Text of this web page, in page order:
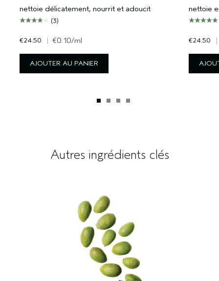
nettoie délicatement, nourrit et adoucit
(3)
€24.50 | €0.10/ml
AJOUTER AU PANIER
nettoie
€24.50 |
Autres ingrédients clés